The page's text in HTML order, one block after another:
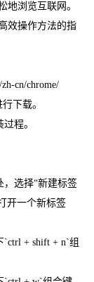
地浏览互联网。
效操作方法的指
cn/chrome/
下载。
程。
，选择“新建标签
开一个新标签
+ shift + n`组